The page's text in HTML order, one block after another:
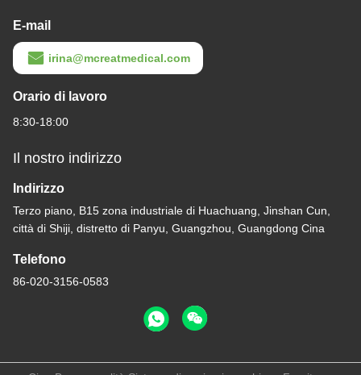
E-mail
irina@mcreatmedical.com
Orario di lavoro
8:30-18:00
Il nostro indirizzo
Indirizzo
Terzo piano, B15 zona industriale di Huachuang, Jinshan Cun,
città di Shiji, distretto di Panyu, Guangzhou, Guangdong Cina
Telefono
86-020-3156-0583
Good day, what product are you looking for?